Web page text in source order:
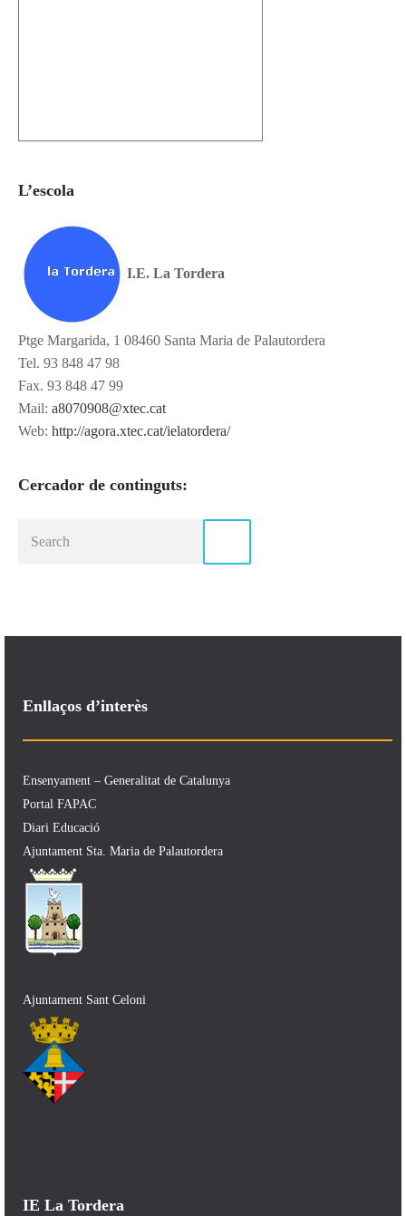
L’escola
I.E. La Tordera
Ptge Margarida, 1 08460 Santa Maria de Palautordera
Tel. 93 848 47 98
Fax. 93 848 47 99
Mail: a8070908@xtec.cat
Web: http://agora.xtec.cat/ielatordera/
Cercador de continguts:
Enllaços d’interès
Ensenyament – Generalitat de Catalunya
Portal FAPAC
Diari Educació
Ajuntament Sta. Maria de Palautordera
Ajuntament Sant Celoni
IE La Tordera